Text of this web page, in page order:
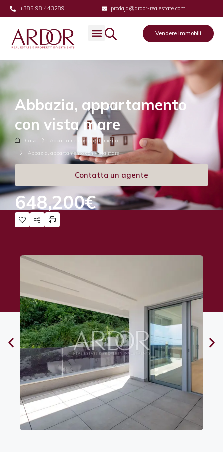
+385 98 443289 prodaja@ardor-realestate.com
Vendere immobili
Abbazia, appartamento
con vista mare
Casa
Appartamento/appartamento
Abbazia, appartamento con vista mare
Contatta un agente
648,200€